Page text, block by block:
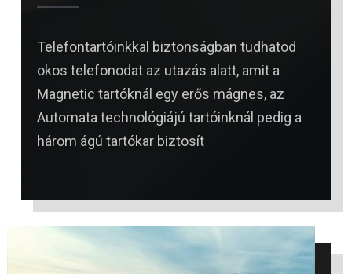
Telefontartóinkkal biztonságban tudhatod
okos telefonodat az utazás alatt, amit a
Magnetic tartóknál egy erős mágnes, az
Automata technológiájú tartóinknál pedig a
három ágú tartókar biztosít